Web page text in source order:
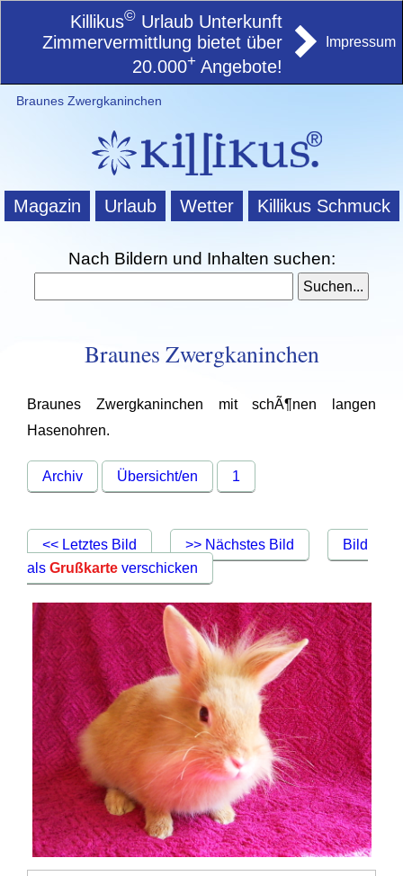
Killikus© Urlaub Unterkunft
Zimmervermittlung bietet über
20.000+ Angebote!
Impressum
Braunes Zwergkaninchen
Magazin Urlaub Wetter Killikus Schmuck
Nach Bildern und Inhalten suchen:
Braunes Zwergkaninchen
Braunes Zwergkaninchen mit schÃ¶nen langen
Hasenohren.
Archiv Übersicht/en 1
<< Letztes Bild >> Nächstes Bild
Bild
alsGrußkarte verschicken